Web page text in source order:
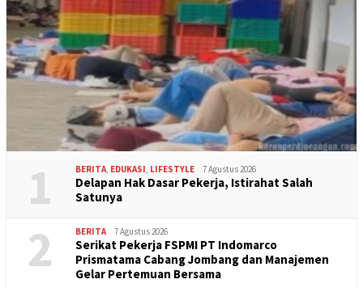
1 BERITA, EDUKASI, LIFESTYLE 7 Agustus 2026
Delapan Hak Dasar Pekerja, Istirahat Salah
Satunya
2 BERITA 7 Agustus 2026
Serikat Pekerja FSPMI PT Indomarco
Prismatama Cabang Jombang dan Manajemen
Gelar Pertemuan Bersama